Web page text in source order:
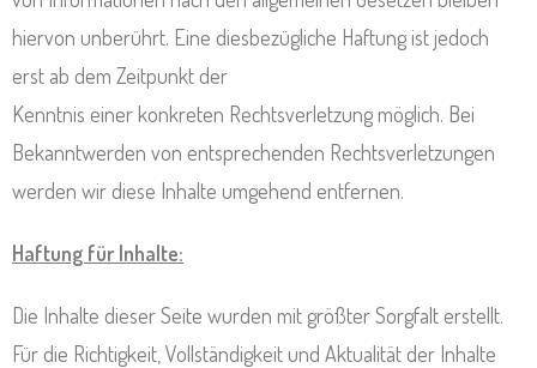
hiervon unberührt. Eine diesbezügliche Haftung ist jedoch
erst ab dem Zeitpunkt der
Kenntnis einer konkreten Rechtsverletzung möglich. Bei
Bekanntwerden von entsprechenden Rechtsverletzungen
werden wir diese Inhalte umgehend entfernen.
Haftung für Inhalte:
Die Inhalte dieser Seite wurden mit größter Sorgfalt erstellt.
Für die Richtigkeit, Vollständigkeit und Aktualität der Inhalte